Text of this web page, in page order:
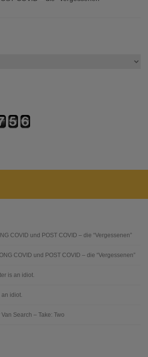
COVID und POST COVID – die “Vergessenen”
COVID und POST COVID – die “Vergessenen”
is an idiot.
idiot.
Van Search – Take: Two